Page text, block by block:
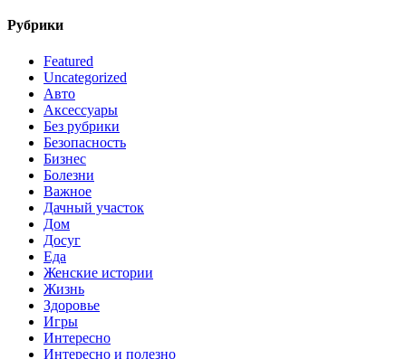
Рубрики
Featured
Uncategorized
Авто
Аксессуары
Без рубрики
Безопасность
Бизнес
Болезни
Важное
Дачный участок
Дом
Досуг
Еда
Женские истории
Жизнь
Здоровье
Игры
Интересно
Интересно и полезно